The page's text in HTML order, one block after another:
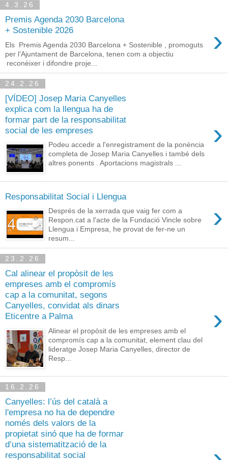
4.3.26
Premis Agenda 2030 Barcelona
+ Sostenible 2026
›
Els Premis Agenda 2030 Barcelona + Sostenible , promoguts
per l’Ajuntament de Barcelona, tenen com a objectiu
reconèixer i difondre proje...
24.2.26
[VÍDEO] Josep Maria Canyelles
explica com la llengua ha de
formar part de la responsabilitat
social de les empreses
›
Podeu accedir a l'enregistrament de la ponència
completa de Josep Maria Canyelles i també dels
altres ponents . Aportacions magistrals ...
Responsabilitat Social i Llengua
›
Després de la xerrada que vaig fer com a
Respon.cat a l'acte de la Fundació Vincle sobre
Llengua i Empresa, he provat de fer-ne un
resum...
23.2.26
Cal alinear el propòsit de les
empreses amb el compromís
cap a la comunitat, segons
Canyelles, convidat als dinars
Eticentre a Palma
›
Alinear el propòsit de les empreses amb el
compromís cap a la comunitat, element clau del
lideratge Josep Maria Canyelles, director de
Resp...
16.2.26
Canyelles: l’ús del català a
l'empresa no ha de dependre
només dels valors de la
propietat sinó que ha de formar
d’una sistematització de la
responsabilitat social